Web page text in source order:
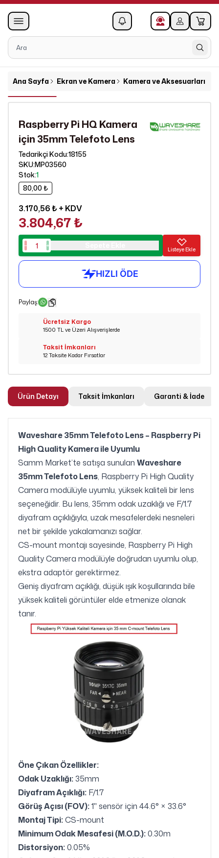
0
Ana Sayfa Ekran ve Kamera Kamera ve Aksesuarları
Raspberry Pi HQ Kamera
için 35mm Telefoto Lens
Tedarikçi Kodu:18155
SKU:MP03560
Stok:1
80,00 ₺
3.170,56 ₺+ KDV
3.804,67 ₺
Listeye Ekle
Paylaş:
Ücretsiz Kargo
1500 TL ve Üzeri Alışverişlerde
Taksit İmkanları
12 Taksite Kadar Fırsatlar
Ürün Detayı Taksit İmkanları Garanti & İade
Waveshare 35mm Telefoto Lens – Raspberry Pi
High Quality Kamera ile Uyumlu
Samm Market’te satışa sunulan Waveshare
35mm Telefoto Lens, Raspberry Pi High Quality
Camera modülüyle uyumlu, yüksek kaliteli bir lens
seçeneğidir. Bu lens, 35mm odak uzaklığı ve F/1.7
diyafram açıklığıyla, uzak mesafelerdeki nesneleri
net bir şekilde yakalamanızı sağlar.
CS-mount montajı sayesinde, Raspberry Pi High
Quality Camera modülüyle doğrudan uyumlu olup,
ekstra adaptör gerektirmez.
Geniş diyafram açıklığı, düşük ışık koşullarında bile
yüksek kaliteli görüntüler elde etmenize olanak
tanır.
Öne Çıkan Özellikler:
Odak Uzaklığı:35mm
Diyafram Açıklığı: F/1.7
Görüş Açısı (FOV):1" sensör için 44.6° × 33.6°
Montaj Tipi:CS-mount
Minimum Odak Mesafesi (M.O.D.):0.30m
Distorsiyon:0.05%